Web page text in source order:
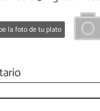
la foto de tu plato